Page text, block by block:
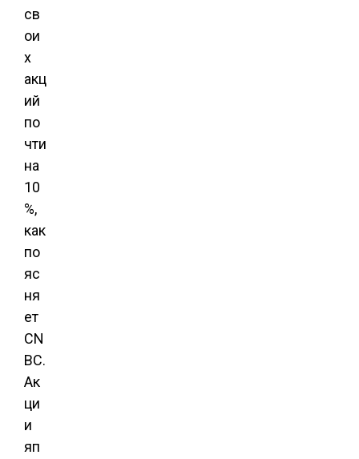
св
ои
х
акц
ий
по
чти
на
10
%,
как
по
яс
ня
ет
CN
BC.
Ак
ци
и
яп